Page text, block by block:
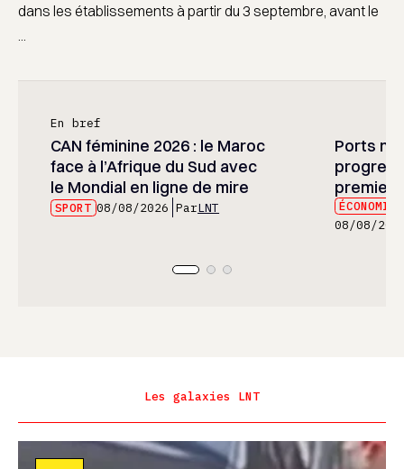
dans les établissements à partir du 3 septembre, avant le
En bref
CAN féminine 2026 : le Maroc
face à l’Afrique du Sud avec
le Mondial en ligne de mire
SPORT 08/08/2026 ParLNT
Ports
premier
08/08/
Les galaxies LNT